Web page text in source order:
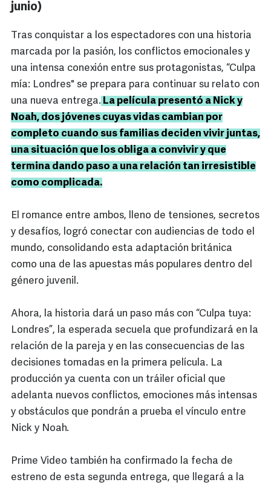
junio)
Tras conquistar a los espectadores con una historia
marcada por la pasión, los conflictos emocionales y
una intensa conexión entre sus protagonistas, “Culpa
mía: Londres" se prepara para continuar su relato con
una nueva entrega. La película presentó a Nick y
Noah, dos jóvenes cuyas vidas cambian por
completo cuando sus familias deciden vivir juntas,
una situación que los obliga a convivir y que
termina dando paso a una relación tan irresistible
como complicada.
El romance entre ambos, lleno de tensiones, secretos
y desafíos, logró conectar con audiencias de todo el
mundo, consolidando esta adaptación británica
como una de las apuestas más populares dentro del
género juvenil.
Ahora, la historia dará un paso más con “Culpa tuya:
Londres”, la esperada secuela que profundizará en la
relación de la pareja y en las consecuencias de las
decisiones tomadas en la primera película. La
producción ya cuenta con un tráiler oficial que
adelanta nuevos conflictos, emociones más intensas
y obstáculos que pondrán a prueba el vínculo entre
Nick y Noah.
Prime Video también ha confirmado la fecha de
estreno de esta segunda entrega, que llegará a la